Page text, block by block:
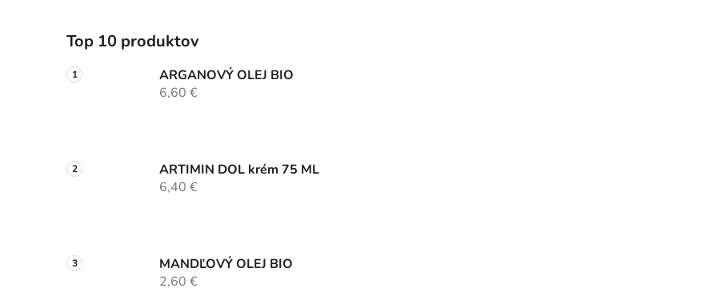
Top 10 produktov
ARGANOVÝ OLEJ BIO
6,60 €
ARTIMIN DOL krém 75 ML
6,40 €
MANDĽOVÝ OLEJ BIO
2,60 €